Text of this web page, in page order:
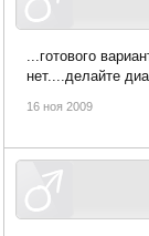
...готового
нет....делайте
16 ноя 2009